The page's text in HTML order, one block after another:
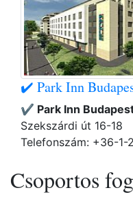
✔️ Park Inn
✔️ Park Inn
Szekszárdi út 16-18
Telefonszám: +36-1-
Csoportos